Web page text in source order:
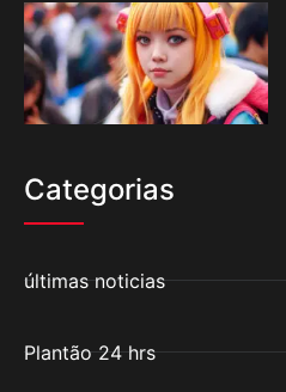
Categorias
últimas noticias
Plantão 24 hrs